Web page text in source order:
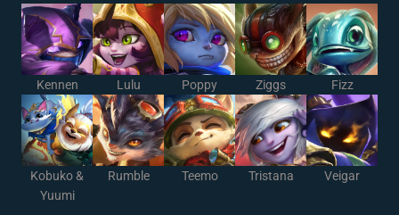
Kennen Lulu Poppy Ziggs Fizz
Kobuko &
Yuumi
Rumble Teemo Tristana Veigar